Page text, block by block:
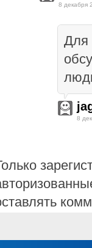
8 декабря
Для
8